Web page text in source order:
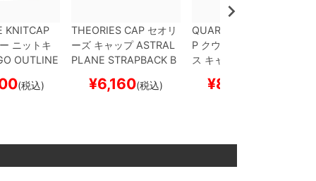
KNITCAP
ニットキ
OUTLINE
ボー
(税込)
THEORIES CAPセオリ
ーズキャップASTRAL
PLANE STRAPBACKB
スケボー
¥6,160(税込)
QUARTERSNACKS CA
P クウォータースナック
ス キャップ
ケボー
¥8,580